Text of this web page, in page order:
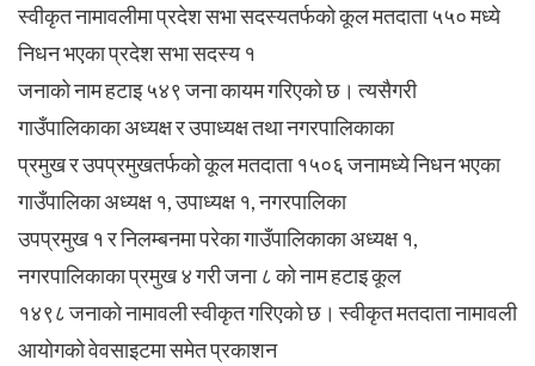
स्वीकृत नामावलीमा प्रदेश सभा सदस्यतर्फको कूल मतदाता ५५० मध्ये
निधन भएका प्रदेश सभा सदस्य १
जनाको नाम हटाइ ५४९ जना कायम गरिएको छ। त्यसैगरी
गाउँपालिकाका अध्यक्ष र उपाध्यक्ष तथा नगरपालिकाका
प्रमुख र उपप्रमुखतर्फको कूल मतदाता १५०६ जनामध्ये निधन भएका
गाउँपालिका अध्यक्ष १, उपाध्यक्ष १, नगरपालिका
उपप्रमुख १ र निलम्बनमा परेका गाउँपालिकाका अध्यक्ष १,
नगरपालिकाका प्रमुख ४ गरी जना ८ को नाम हटाइ कूल
१४९८ जनाको नामावली स्वीकृत गरिएको छ। स्वीकृत मतदाता नामावली
आयोगको वेवसाइटमा समेत प्रकाशन